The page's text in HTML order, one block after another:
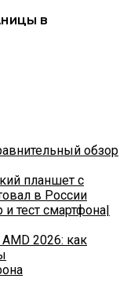
В
обзор
планшет с
в России
тест смартфона|
2026: как